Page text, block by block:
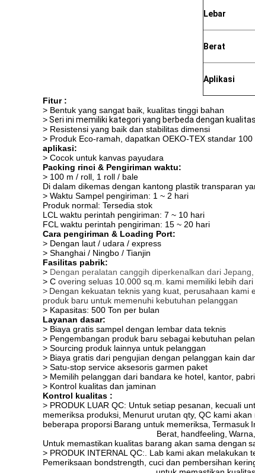
Lebar
Berat
Aplikasi
Fitur :
> Bentuk yang sangat baik, kualitas tinggi bahan
>Seri ini memiliki kategori yang berbeda dengan
> Resistensi yang baik dan stabilitas dimensi
> Produk Eco-ramah, dapatkan OEKO-TEX standar 100
aplikasi:
> Cocok untuk kanvas payudara
Packing rinci & Pengiriman waktu:
> 100 m / roll, 1 roll / bale
Di dalam dikemas dengan kantong plastik transparan
> Waktu Sampel pengiriman: 1 ~ 2 hari
Produk normal: Tersedia stok
LCL waktu perintah pengiriman: 7 ~ 10 hari
FCL waktu perintah pengiriman: 15 ~ 20 hari
Cara pengiriman & Loading Port:
> Dengan laut / udara / express
> Shanghai / Ningbo / Tianjin
Fasilitas pabrik:
> Dengan peralatan canggih diperkenalkan dari
> C overing seluas 10.000 sq.m. kami memiliki lebih
> Dengan kekuatan teknis yang kuat, perusahaan
produk baru untuk memenuhi kebutuhan pelanggan
> Kapasitas: 500 Ton per bulan
Layanan dasar:
> Biaya gratis sampel dengan lembar data teknis
> Pengembangan produk baru sebagai kebutuhan
> Sourcing produk lainnya untuk pelanggan
> Biaya gratis dari pengujian dengan pelanggan kain
> Satu-stop service aksesoris garmen paket
> Memilih pelanggan dari bandara ke hotel, kantor,
> Kontrol kualitas dan jaminan
Kontrol kualitas :
> PRODUK LUAR QC: Untuk setiap pesanan, kecuali
memeriksa produksi, Menurut urutan qty, QC kami akan
beberapa proporsi Barang untuk memeriksa, Termasuk
Berat, handfeeling,
Untuk memastikan kualitas barang akan sama dengan
> PRODUK INTERNAL QC:. Lab kami akan
Pemeriksaan bondstrength, cuci dan pembersihan